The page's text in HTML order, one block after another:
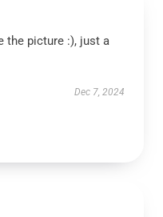
the picture :), just a
Dec 7, 2024